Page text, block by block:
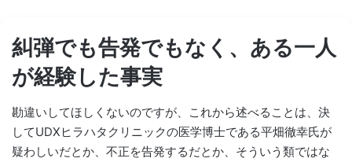
糾弾でも告発でもなく、ある一人
が経験した事実
勘違いしてほしくないのですが、これから述べることは、決
してUDXヒラハタクリニックの医学博士である平畑徹幸氏が
疑わしいだとか、不正を告発するだとか、そういう類ではな